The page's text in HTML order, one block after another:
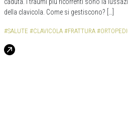
della clavicola. Come si gestiscono? […]
#SALUTE #CLAVICOLA #FRATTURA